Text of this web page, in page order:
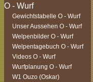
Gewichtstabelle O - Wurf
Unser Aussehen O - Wurf
Welpenbilder O - Wurf
Welpentagebuch O - Wurf
Videos O - Wurf
Wurfplanung O - Wurf
W1 Ouzo (Oskar)